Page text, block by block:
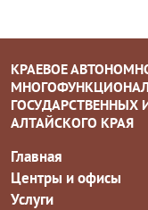
КРАЕВОЕ
ГОСУДАРСТВЕННЫХ
АЛТАЙСКОГО КРАЯ
Главная
Центры и офисы
Услуги